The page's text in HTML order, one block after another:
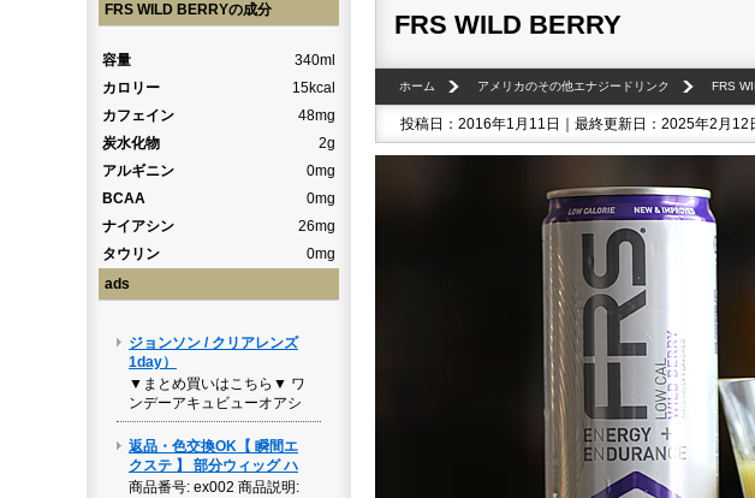
FRS WILD BERRY
ホーム アメリカのその他エナジードリンク FRS
投稿日：2016年1月11日｜最終更新日：2025年2月12
FRS WILD BERRYの成分
容量
340ml
カロリー
15kcal
カフェイン
48mg
炭水化物
2g
アルギニン
0mg
BCAA
0mg
ナイアシン
26mg
タウリン
0mg
ads